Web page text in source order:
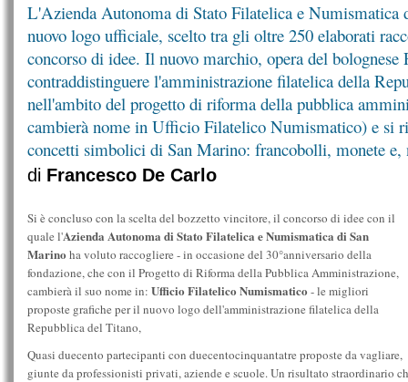
L'Azienda Autonoma di Stato Filatelica e Numismatica
nuovo logo ufficiale, scelto tra gli oltre 250 elaborati
concorso di idee. Il nuovo marchio, opera del
contraddistinguere l'amministrazione filatelica della
nell'ambito del progetto di riforma della pubblica
cambierà nome in Ufficio Filatelico Numismatico) e si
concetti simbolici di San Marino: francobolli, monete e,
di Francesco De Carlo
Si è concluso con la scelta del bozzetto vincitore, il concorso di idee con il
quale l'Azienda Autonoma di Stato Filatelica e Numismatica di San
Marino ha voluto raccogliere - in occasione del 30°anniversario della
fondazione, che con il Progetto di Riforma della Pubblica Amministrazione,
cambierà il suo nome in: Ufficio Filatelico Numismatico - le migliori
proposte grafiche per il nuovo logo dell'amministrazione filatelica della
Repubblica del Titano,
Quasi duecento partecipanti con duecentocinquantatre proposte da vagliare,
giunte da professionisti privati, aziende e scuole. Un risultato straordinario